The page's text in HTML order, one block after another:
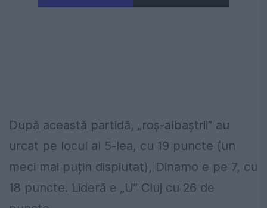
După această partidă, „roș-albaștrii” au
urcat pe locul al 5-lea, cu 19 puncte (un
meci mai puțin dispiutat), Dinamo e pe 7, cu
18 puncte. Lideră e „U” Cluj cu 26 de